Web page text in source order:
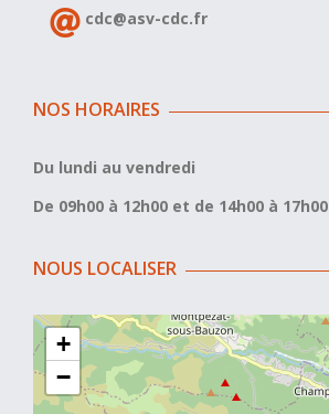
cdc@asv-cdc.fr
NOS HORAIRES
Du lundi au vendredi
De 09h00 à 12h00 et de 14h00 à 17h00
NOUS LOCALISER
+
−